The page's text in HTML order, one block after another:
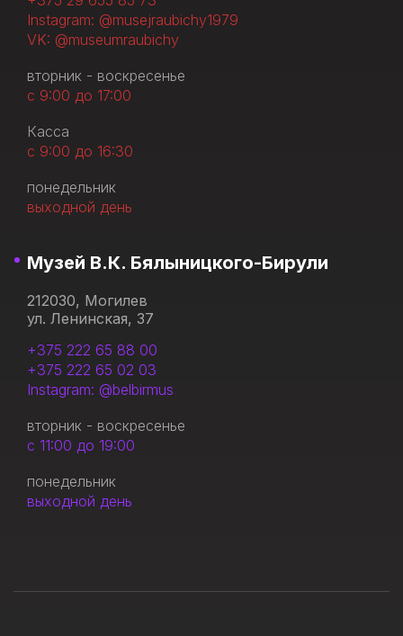
Instagram: @musejraubichy1979
VK: @museumraubichy
вторник - воскресенье
с 9:00 до 17:00
Касса
с 9:00 до 16:30
понедельник
выходной день
Музей В.К. Бялыницкого-Бирули
212030, Могилев
ул. Ленинская, 37
+375 222 65 88 00
+375 222 65 02 03
Instagram: @belbirmus
вторник - воскресенье
с 11:00 до 19:00
понедельник
выходной день